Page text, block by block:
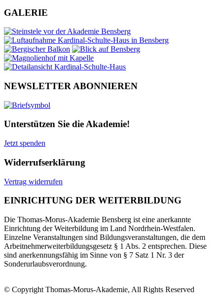
GALERIE
NEWSLETTER ABONNIEREN
Unterstützen Sie die Akademie!
Jetzt spenden
Widerrufserklärung
Vertrag widerrufen
EINRICHTUNG DER WEITERBILDUNG
Die Thomas-Morus-Akademie Bensberg ist eine anerkannte
Einrichtung der Weiterbildung im Land Nordrhein-Westfalen.
Einzelne Veranstaltungen sind Bildungsveranstaltungen, die dem
Arbeitnehmerweiterbildungsgesetz § 1 Abs. 2 entsprechen. Diese
sind anerkennungsfähig im Sinne von § 7 Satz 1 Nr. 3 der
Sonderurlaubsverordnung.
© Copyright Thomas-Morus-Akademie, All Rights Reserved